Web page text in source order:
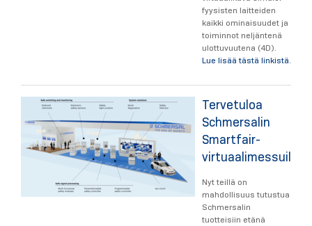
fyysisten laitteiden
kaikki ominaisuudet ja
toiminnot neljäntenä
ulottuvuutena (4D).
Lue lisää tästä linkistä
Tervetuloa
Schmersalin
Smartfair-
virtuaalimessuille
Nyt teillä on
mahdollisuus tutustua
Schmersalin
tuotteisiin etänä